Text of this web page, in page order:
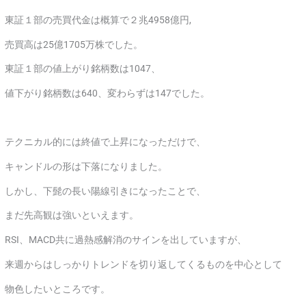
東証１部の売買代金は概算で２兆4958億円,
売買高は25億1705万株でした。
東証１部の値上がり銘柄数は1047、
値下がり銘柄数は640、変わらずは147でした。
テクニカル的には終値で上昇になっただけで、
キャンドルの形は下落になりました。
しかし、下髭の長い陽線引きになったことで、
まだ先高観は強いといえます。
RSI、MACD共に過熱感解消のサインを出していますが、
来週からはしっかりトレンドを切り返してくるものを中心として
物色したいところです。